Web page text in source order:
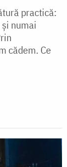
practică:
numai
cădem. Ce